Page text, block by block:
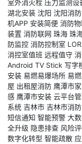
室外消火栓 压力监测设
湖北安装 沈阳 沈阳消防
机APP 安装简便 消防
装置 消防联网 珠海 珠
防监控 消防控制室
消控室值班 远程值守
Android TV Stick 写字
安装 易燃易爆场所 易
屋 出租屋消防 鹰潭市
感 鹰潭市安装 云平台
系统 吉林市 吉林市消防
短信通知 智能预警 大
全升级 隐患排查 风险
数字化转型 智能疏散